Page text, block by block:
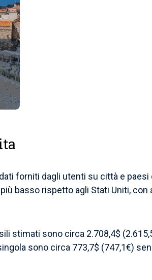
forniti dagli utenti su città e paesi
basso rispetto agli Stati Uniti,
stimati sono circa 2.708,4$
sono circa 773,7$ (747,1€)